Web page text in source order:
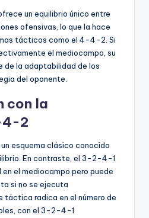
un equilibrio único entre
ofensivas, lo que la hace
tácticos como el 4-4-2. Si
el mediocampo, su
de la adaptabilidad de los
del oponente.
con la
4-2
esquema clásico conocido
En contraste, el 3-2-4-1
el mediocampo pero puede
si no se ejecuta
táctica radica en el número de
con el 3-2-4-1